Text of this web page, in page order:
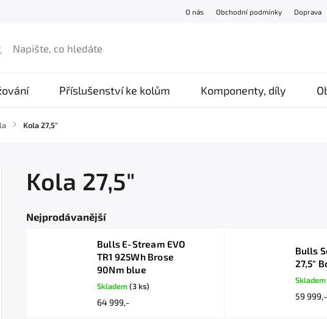
O nás Obchodní podmínky Doprava
Příslušenství ke kolům Komponenty, díly
/ Kola 27,5"
Kola 27,5"
Nejprodávanější
Bulls E-Stream EVO
TR1 925Wh Brose
90Nm blue
Skladem(3 ks)
64 999,-
Bulls
27,5"
Skladem
59 999,-